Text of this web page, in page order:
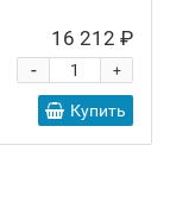
16 212 ₽
+
-
Купить